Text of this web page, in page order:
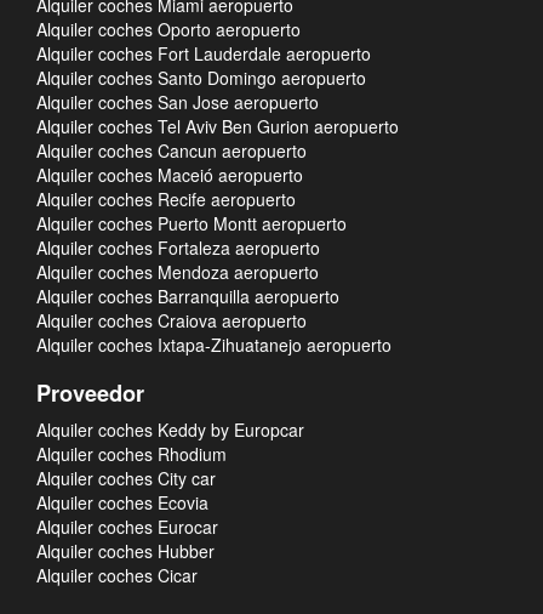
Alquiler coches Miami aeropuerto
Alquiler coches Oporto aeropuerto
Alquiler coches Fort Lauderdale aeropuerto
Alquiler coches Santo Domingo aeropuerto
Alquiler coches San Jose aeropuerto
Alquiler coches Tel Aviv Ben Gurion aeropuerto
Alquiler coches Cancun aeropuerto
Alquiler coches Maceió aeropuerto
Alquiler coches Recife aeropuerto
Alquiler coches Puerto Montt aeropuerto
Alquiler coches Fortaleza aeropuerto
Alquiler coches Mendoza aeropuerto
Alquiler coches Barranquilla aeropuerto
Alquiler coches Craiova aeropuerto
Alquiler coches Ixtapa-Zihuatanejo aeropuerto
Proveedor
Alquiler coches Keddy by Europcar
Alquiler coches Rhodium
Alquiler coches City car
Alquiler coches Ecovia
Alquiler coches Eurocar
Alquiler coches Hubber
Alquiler coches Cicar